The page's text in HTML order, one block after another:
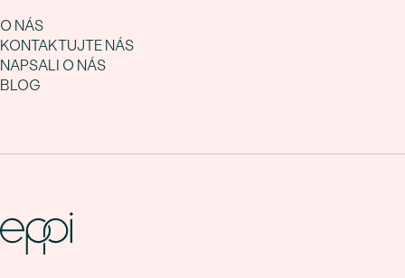
O NÁS
KONTAKTUJTE NÁS
NAPSALI O NÁS
BLOG